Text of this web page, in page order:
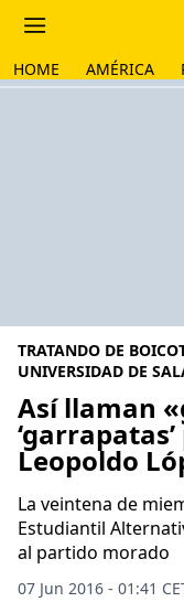
HOME AMÉRICA
TRATANDO DE
UNIVERSIDAD DE
Así llaman
Leopoldo
La veintena de
Estudiantil
al partido morado
07 Jun 2016 - 01:41